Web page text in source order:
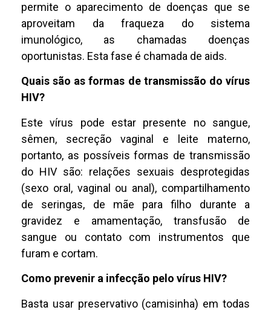
permite o aparecimento de doenças que se
aproveitam da fraqueza do sistema
imunológico, as chamadas doenças
oportunistas. Esta fase é chamada de aids.
Quais são as formas de transmissão do vírus
HIV?
Este vírus pode estar presente no sangue,
sêmen, secreção vaginal e leite materno,
portanto, as possíveis formas de transmissão
do HIV são: relações sexuais desprotegidas
(sexo oral, vaginal ou anal), compartilhamento
de seringas, de mãe para filho durante a
gravidez e amamentação, transfusão de
sangue ou contato com instrumentos que
furam e cortam.
Como prevenir a infecção pelo vírus HIV?
Basta usar preservativo (camisinha) em todas